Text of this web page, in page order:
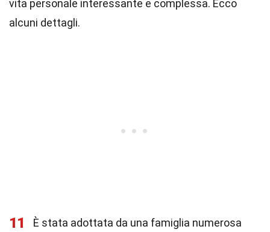
vita personale interessante e complessa. Ecco
alcuni dettagli.
11
È stata adottata da una famiglia numerosa